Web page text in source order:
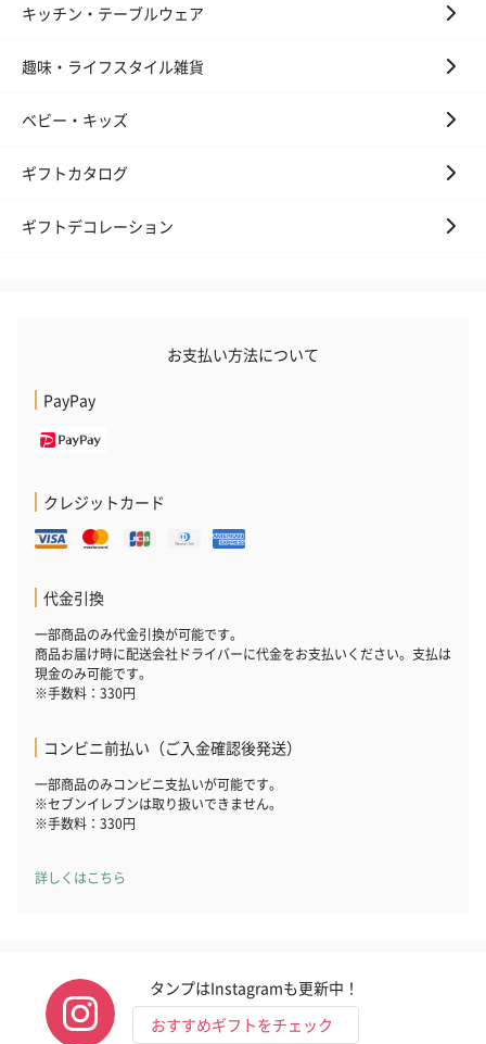
※20歳未満の方への酒類の販売はいたしません。
おつまみ・その他
お酒にぴったりのおつまみ・サプリを同梱してお届けいたしま
いぶりがっことチーズ
のオイル漬（981円）
キッチン・テーブルウェア
趣味・ライフスタイル雑貨
ベビー・キッズ
ギフトカタログ
ギフトデコレーション
お支払い方法について
PayPay
クレジットカード
代金引換
一部商品のみ代金引換が可能です。
商品お届け時に配送会社ドライバーに代金をお支払いください。支払は
現金のみ可能です。
※手数料：330円
コンビニ前払い（ご入金確認後発送）
一部商品のみコンビニ支払いが可能です。
※セブンイレブンは取り扱いできません。
※手数料：330円
詳しくはこちら
タンプはInstagramも更新中！
おすすめギフトをチェック